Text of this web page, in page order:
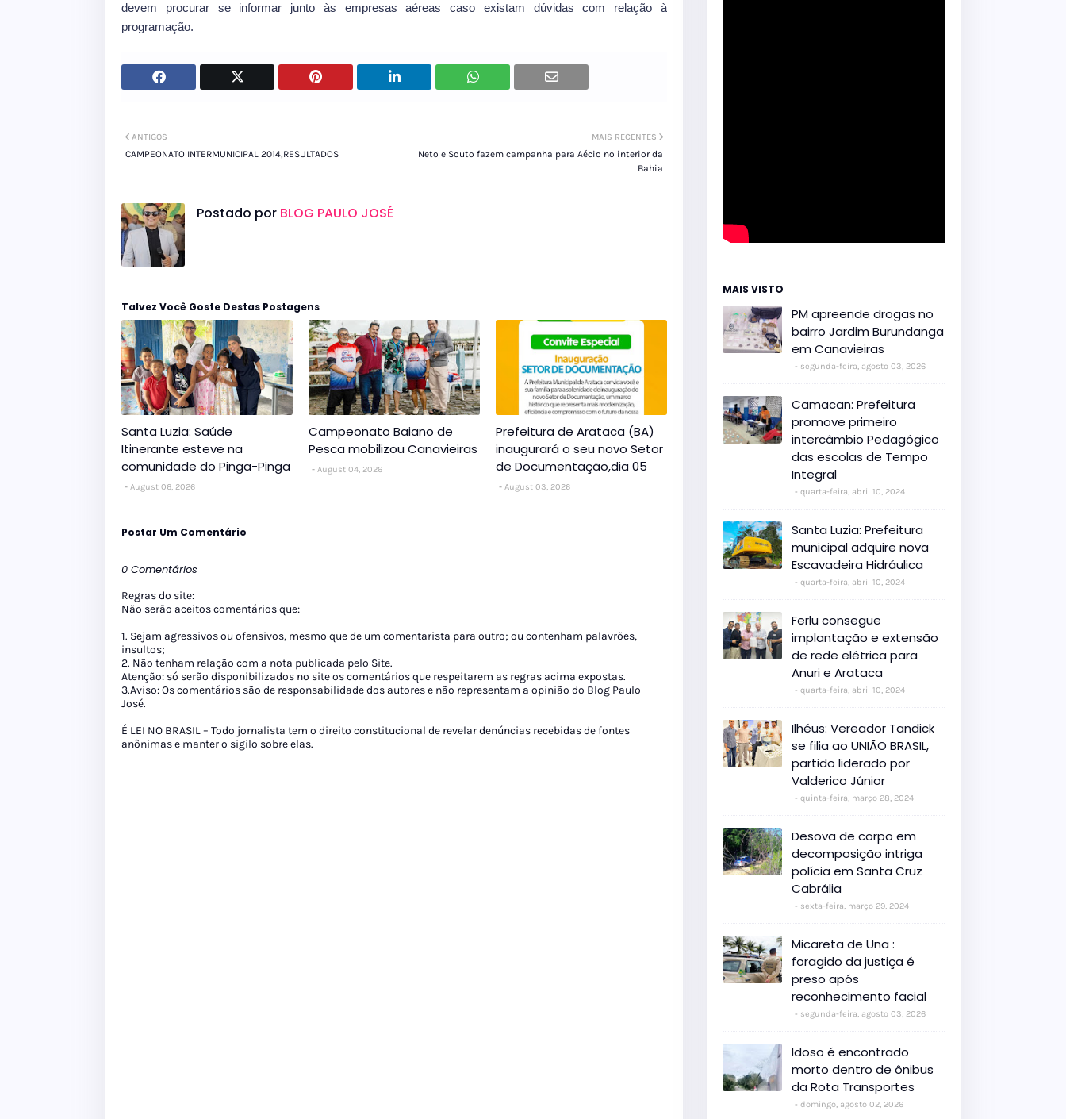
devem procurar se informar junto às empresas aéreas caso existam dúvidas com relação à
programação.
MAIS RECENTES
Neto e Souto fazem campanha para Aécio no interior da
Bahia
ANTIGOS
CAMPEONATO INTERMUNICIPAL 2014,RESULTADOS
Postado por BLOG PAULO JOSÉ
Talvez Você Goste Destas Postagens
Santa Luzia: Saúde
Itinerante esteve na
comunidade do Pinga-Pinga
August 06, 2026
Campeonato Baiano de
Pesca mobilizou Canavieiras
August 04, 2026
Prefeitura de Arataca (BA)
inaugurará o seu novo Setor
de Documentação,dia 05
August 03, 2026
Postar Um Comentário
0 Comentários
Regras do site:
Não serão aceitos comentários que:
1. Sejam agressivos ou ofensivos, mesmo que de um comentarista para outro; ou contenham palavrões,
insultos;
2. Não tenham relação com a nota publicada pelo Site.
Atenção: só serão disponibilizados no site os comentários que respeitarem as regras acima expostas.
3.Aviso: Os comentários são de responsabilidade dos autores e não representam a opinião do Blog Paulo
José.
É LEI NO BRASIL – Todo jornalista tem o direito constitucional de revelar denúncias recebidas de fontes
anônimas e manter o sigilo sobre elas.
MAIS VISTO
PM apreende drogas no
bairro Jardim Burundanga
em Canavieiras
segunda-feira, agosto 03, 2026
Camacan: Prefeitura
promove primeiro
intercâmbio Pedagógico
das escolas de Tempo
Integral
quarta-feira, abril 10, 2024
Santa Luzia: Prefeitura
municipal adquire nova
Escavadeira Hidráulica
quarta-feira, abril 10, 2024
Ferlu consegue
implantação e extensão
de rede elétrica para
Anuri e Arataca
quarta-feira, abril 10, 2024
Ilhéus: Vereador Tandick
se filia ao UNIÃO BRASIL,
partido liderado por
Valderico Júnior
quinta-feira, março 28, 2024
Desova de corpo em
decomposição intriga
polícia em Santa Cruz
Cabrália
sexta-feira, março 29, 2024
Micareta de Una :
foragido da justiça é
preso após
reconhecimento facial
segunda-feira, agosto 03, 2026
Idoso é encontrado
morto dentro de ônibus
da Rota Transportes
domingo, agosto 02, 2026